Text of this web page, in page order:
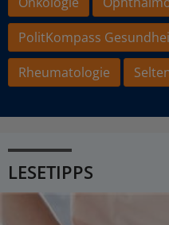
PolitKompass
Rheumatologie
LESETIPPS